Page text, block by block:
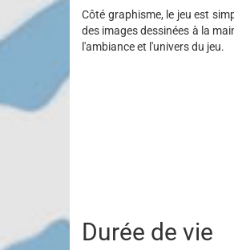
Côté graphisme, le jeu est
des images dessinées à la
l'ambiance et l'univers du jeu.
Durée de vie